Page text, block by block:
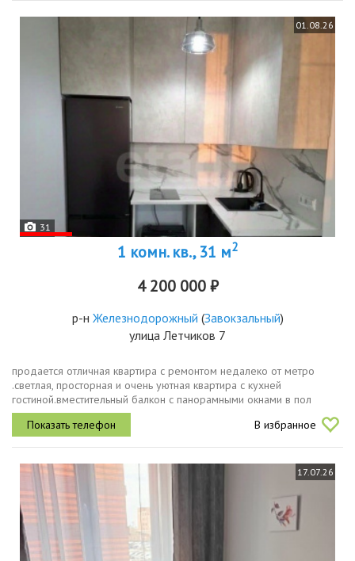
01.08.26
31
1 комн. кв., 31 м2
4 200 000 ₽
р-н Железнодорожный (Завокзальный)
улица Летчиков 7
продается отличная квартира с ремонтом недалеко от метро
.светлая, просторная и очень уютная квартира с кухней
гостиной.вместительный балкон с панорамными окнами в пол
удобен с выходом с кухни.квартира с качественным ремонтом
заменены межкомнатные...
В избранное
17.07.26